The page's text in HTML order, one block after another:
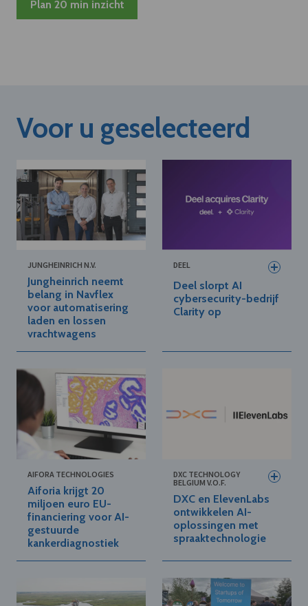
Plan 20 min inzicht
Voor u geselecteerd
JUNGHEINRICH N.V.
Jungheinrich neemt
belang in Navflex
voor automatisering
laden en lossen
vrachtwagens
DEEL
Deel slorpt AI
cybersecurity-bedrijf
Clarity op
AIFORA TECHNOLOGIES
Aiforia krijgt 20
miljoen euro EU-
financiering voor AI-
gestuurde
kankerdiagnostiek
DXC TECHNOLOGY
BELGIUM V.O.F.
DXC en ElevenLabs
ontwikkelen AI-
oplossingen met
spraaktechnologie